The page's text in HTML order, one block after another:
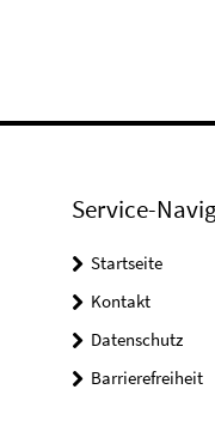
Service-
Startseite
Kontakt
Datenschutz
Barrierefreiheit